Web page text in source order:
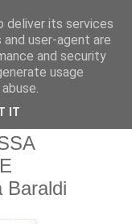
Baraldi
deliver its services
user-agent are
and security
usage
IT